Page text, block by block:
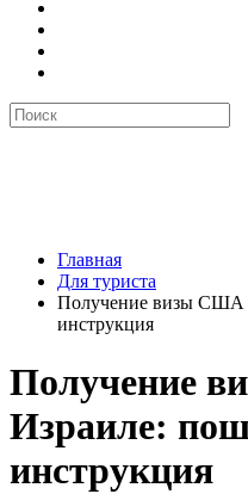
Главная
Для туриста
Получение визы США
инструкция
Получение
Израиле:
инструкция